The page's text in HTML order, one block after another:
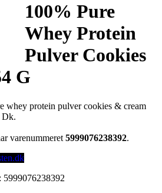
100% Pure
Whey Protein
Pulver Cookies
G
whey protein pulver cookies & cream
Dk.
varenummeret 5999076238392.
5999076238392